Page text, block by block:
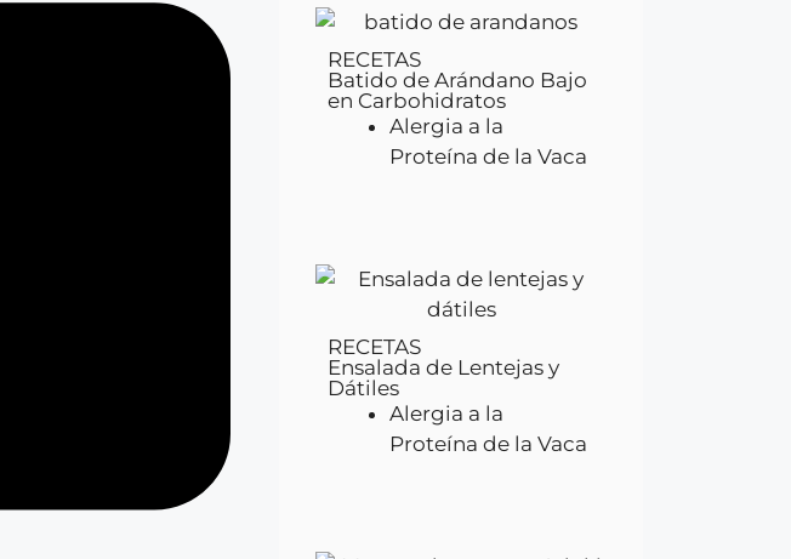
RECETAS
Batido de Arándano Bajo
en Carbohidratos
Alergia a la
Proteína de la Vaca
RECETAS
Ensalada de Lentejas y
Dátiles
Alergia a la
Proteína de la Vaca